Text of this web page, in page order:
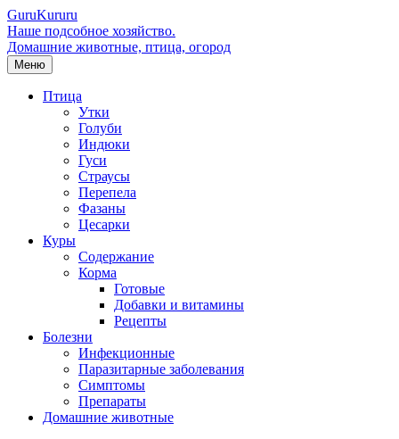
GuruKururu
Наше подсобное хозяйство.
Домашние животные, птица, огород
Меню
Птица
Утки
Голуби
Индюки
Гуси
Страусы
Перепела
Фазаны
Цесарки
Куры
Содержание
Корма
Готовые
Добавки и витамины
Рецепты
Болезни
Инфекционные
Паразитарные заболевания
Симптомы
Препараты
Домашние животные